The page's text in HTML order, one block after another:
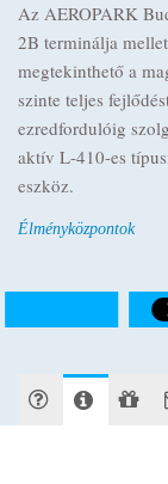
Az AEROPARK
2B terminálja
megtekinthető a
szinte teljes
ezredfordulóig
aktív L-410-es
eszköz.
Élményközpontok